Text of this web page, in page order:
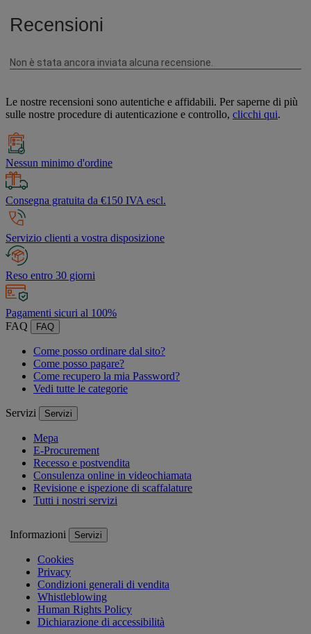
Le nostre recensioni sono autentiche e affidabili. Per saperne di più
sulle nostre procedure di autenticazione e controllo, clicchi qui.
Nessun minimo d'ordine
Consegna gratuita da €150 IVA escl.
Servizio clienti a vostra disposizione
Reso entro 30 giorni
Pagamenti sicuri al 100%
FAQ
FAQ
Come posso ordinare dal sito?
Come posso pagare?
Come recupero la mia Password?
Vedi tutte le categorie
Servizi Servizi
Mepa
E-Procurement
Recesso e postvendita
Consulenza online in videochiamata
Revisione e ispezione di scaffalature
Tutti i nostri servizi
Informazioni Servizi
Cookies
Privacy
Condizioni generali di vendita
Whistleblowing
Human Rights Policy
Dichiarazione di accessibilità